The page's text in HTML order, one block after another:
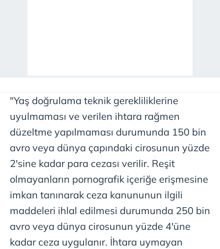
"Yaş doğrulama teknik gerekliliklerine
uyulmaması ve verilen ihtara rağmen
düzeltme yapılmaması durumunda 150 bin
avro veya dünya çapındaki cirosunun yüzde
2'sine kadar para cezası verilir. Reşit
olmayanların pornografik içeriğe erişmesine
imkan tanınarak ceza kanununun ilgili
maddeleri ihlal edilmesi durumunda 250 bin
avro veya dünya cirosunun yüzde 4'üne
kadar ceza uygulanır. İhtara uymayan